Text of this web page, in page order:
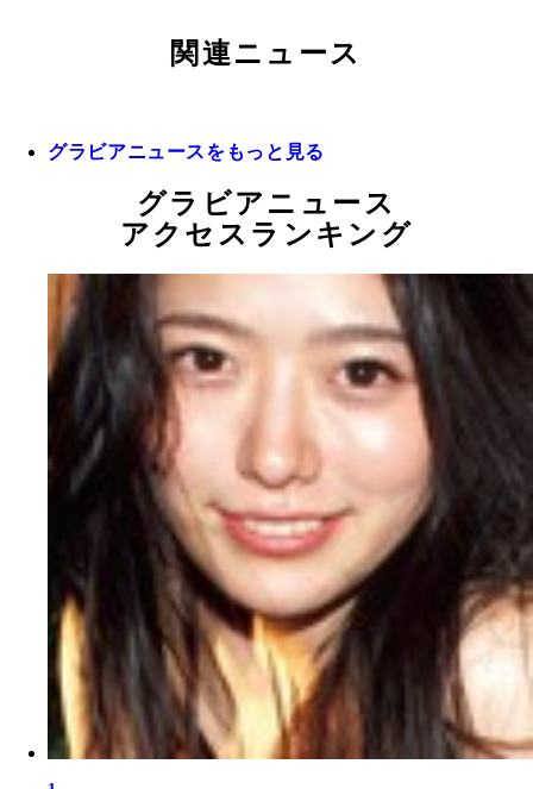
関連ニュース
グラビアニュースをもっと見る
グラビアニュース
アクセスランキング